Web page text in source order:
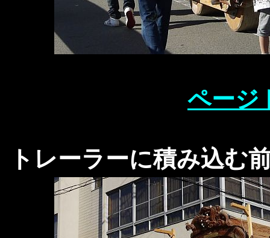
ページ
トレーラーに積み込む